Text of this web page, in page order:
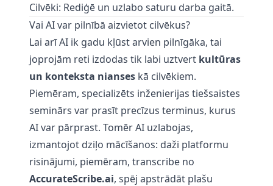
Cilvēki: Rediģē un uzlabo saturu darba gaitā.
Vai AI var pilnībā aizvietot cilvēkus?
Lai arī AI ik gadu kļūst arvien pilnīgāka, tai
joprojām reti izdodas tik labi uztvert kultūras
un konteksta nianses kā cilvēkiem.
Piemēram, specializēts inženierijas tiešsaistes
seminārs var prasīt precīzus terminus, kurus
AI var pārprast. Tomēr AI uzlabojas,
izmantojot dziļo mācīšanos: daži platformu
risinājumi, piemēram, transcribe no
AccurateScribe.ai, spēj apstrādāt plašu